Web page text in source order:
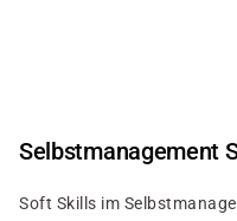
Selbstmanagement
Soft Skills im